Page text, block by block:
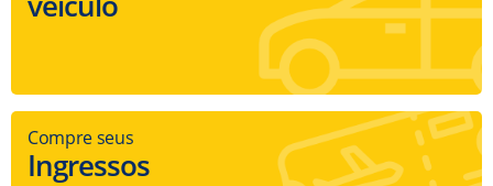
Compre seus
Ingressos